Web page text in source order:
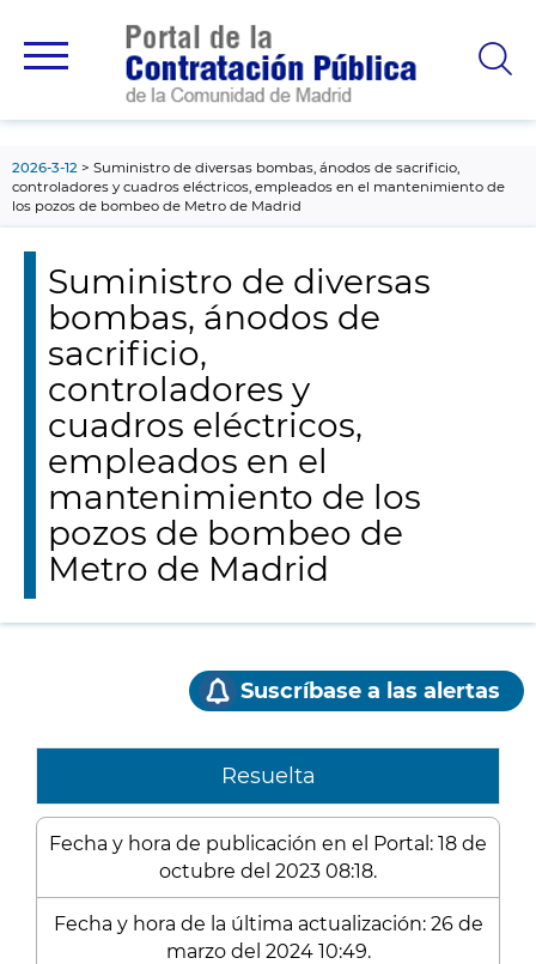
principal
2026-3-12
Suministro de diversas bombas, ánodos de sacrificio,
controladores y cuadros eléctricos, empleados en el mantenimiento de
los pozos de bombeo de Metro de Madrid
Suministro de diversas
bombas, ánodos de
sacrificio,
controladores y
cuadros eléctricos,
empleados en el
mantenimiento de los
pozos de bombeo de
Metro de Madrid
Suscríbase a las alertas
Resuelta
Fecha y hora de publicación en el Portal: 18 de
octubre del 2023 08:18.
Fecha y hora de la última actualización: 26 de
marzo del 2024 10:49.